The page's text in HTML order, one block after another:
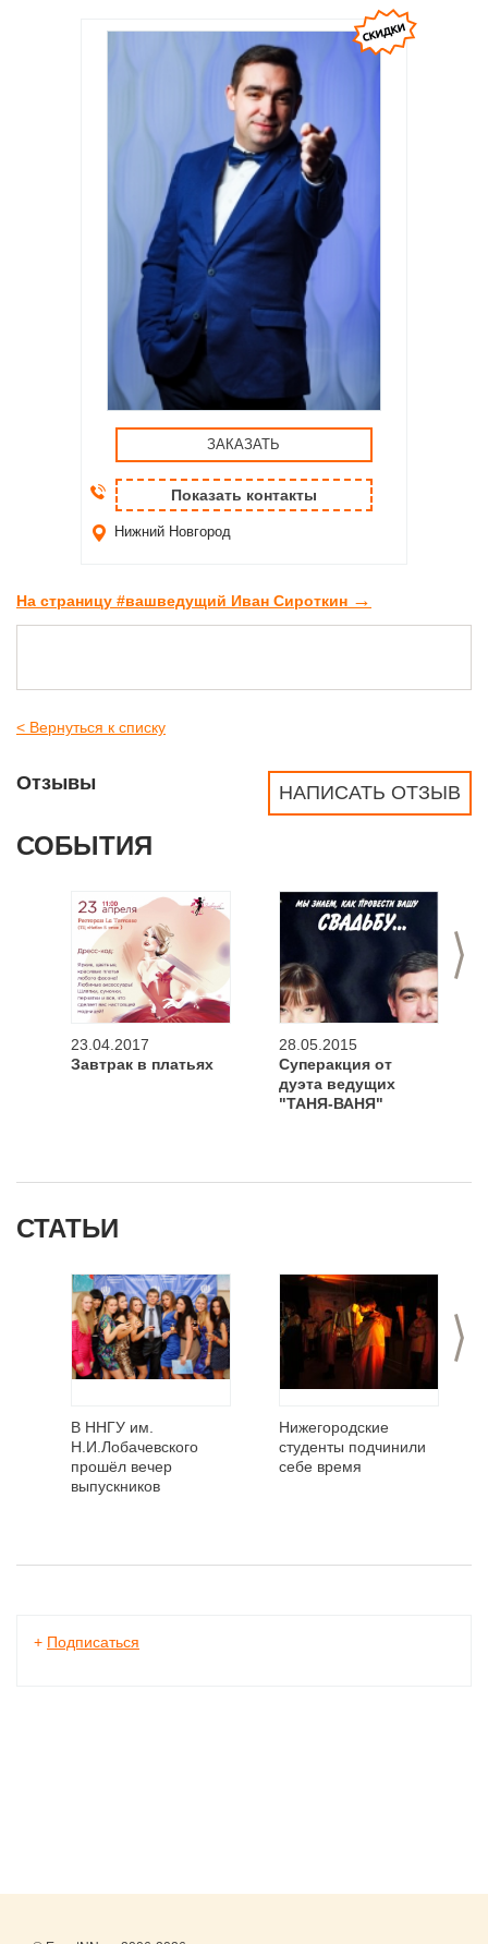
ЗАКАЗАТЬ
Показать контакты
Нижний Новгород
На страницу #вашведущий Иван Сироткин →
< Вернуться к списку
НАПИСАТЬ ОТЗЫВ
Отзывы
СОБЫТИЯ
>
23.04.2017
Завтрак в платьях
28.05.2015
Суперакция от
дуэта ведущих
"ТАНЯ-ВАНЯ"
СТАТЬИ
>
В ННГУ им.
Н.И.Лобачевского
прошёл вечер
выпускников
Нижегородские
студенты подчинили
себе время
+ Подписаться